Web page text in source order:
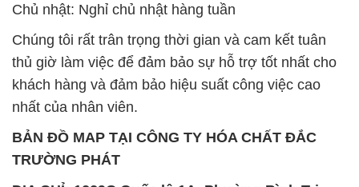
Chủ nhật: Nghỉ chủ nhật hàng tuần
Chúng tôi rất trân trọng thời gian và cam kết tuân
thủ giờ làm việc để đảm bảo sự hỗ trợ tốt nhất cho
khách hàng và đảm bảo hiệu suất công việc cao
nhất của nhân viên.
BẢN ĐỒ MAP TẠI CÔNG TY HÓA CHẤT ĐẮC
TRƯỜNG PHÁT